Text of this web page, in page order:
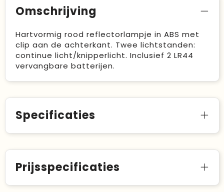
Omschrijving
Hartvormig rood reflectorlampje in ABS met
clip aan de achterkant. Twee lichtstanden:
continue licht/knipperlicht. Inclusief 2 LR44
vervangbare batterijen.
Specificaties
Prijsspecificaties